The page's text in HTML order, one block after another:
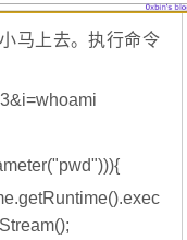
马上去。执行命令